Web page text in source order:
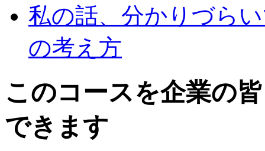
私の話、分かりづら
の考え方
このコースを企業の
できます